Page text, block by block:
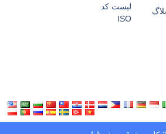
لیست کد
ISO